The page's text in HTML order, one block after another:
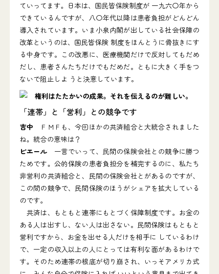
ていってます。日本は、国民皆保険制度が 一九六〇年から
できているんですが、八〇年代以降は患者負担がどんどん
導入されています。いま小泉内閣が出している社会保障の
改革というのは、国民皆保険 制度をほんとうに骨抜きにす
る中身です。この改悪に、医療機関だけで反対してもだめ
だし、患者さんたちだけでもだめだ。ともに大きく手をつ
ないで阻止しよ うと決意しています。
「連帯」と「営利」との競争です
吉中 ＦＭＦも、今回ほかの共済組合と大統合されました
ね。統合の意味は？
ピエール一言でいって、民間の保険会社との競争に勝つ
ためです。公的保険の患者負担分を補完するのに、私たち
非営利の共済組合と、民間の保険会社とがあるのですが、
この間の競争で、民間保険のほうがシェアを拡大している
のです。
共済は、もともと連帯にもとづく保障制度です。お金の
ある人は出すし、ない人は出さない。民間保険はもともと
営利ですから、お金を出せる人だけを相手に しているわけ
で、一定の収入以上の人にとっては有利な面があるわけで
す。そのため連帯の根底が切り崩され、いっそアメリカ式